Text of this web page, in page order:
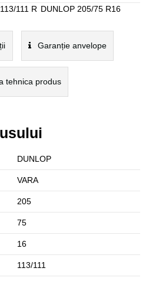
111 R DUNLOP 205/75 R16
Garanție anvelope
tehnica produs
DUNLOP
VARA
205
75
16
113/111